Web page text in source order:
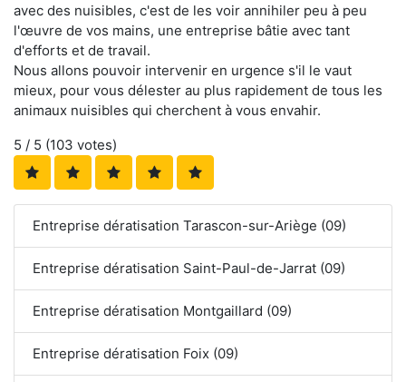
avec des nuisibles, c'est de les voir annihiler peu à peu
l'œuvre de vos mains, une entreprise bâtie avec tant
d'efforts et de travail.
Nous allons pouvoir intervenir en urgence s'il le vaut
mieux, pour vous délester au plus rapidement de tous les
animaux nuisibles qui cherchent à vous envahir.
5 / 5 (103 votes)
Entreprise dératisation Tarascon-sur-Ariège (09)
Entreprise dératisation Saint-Paul-de-Jarrat (09)
Entreprise dératisation Montgaillard (09)
Entreprise dératisation Foix (09)